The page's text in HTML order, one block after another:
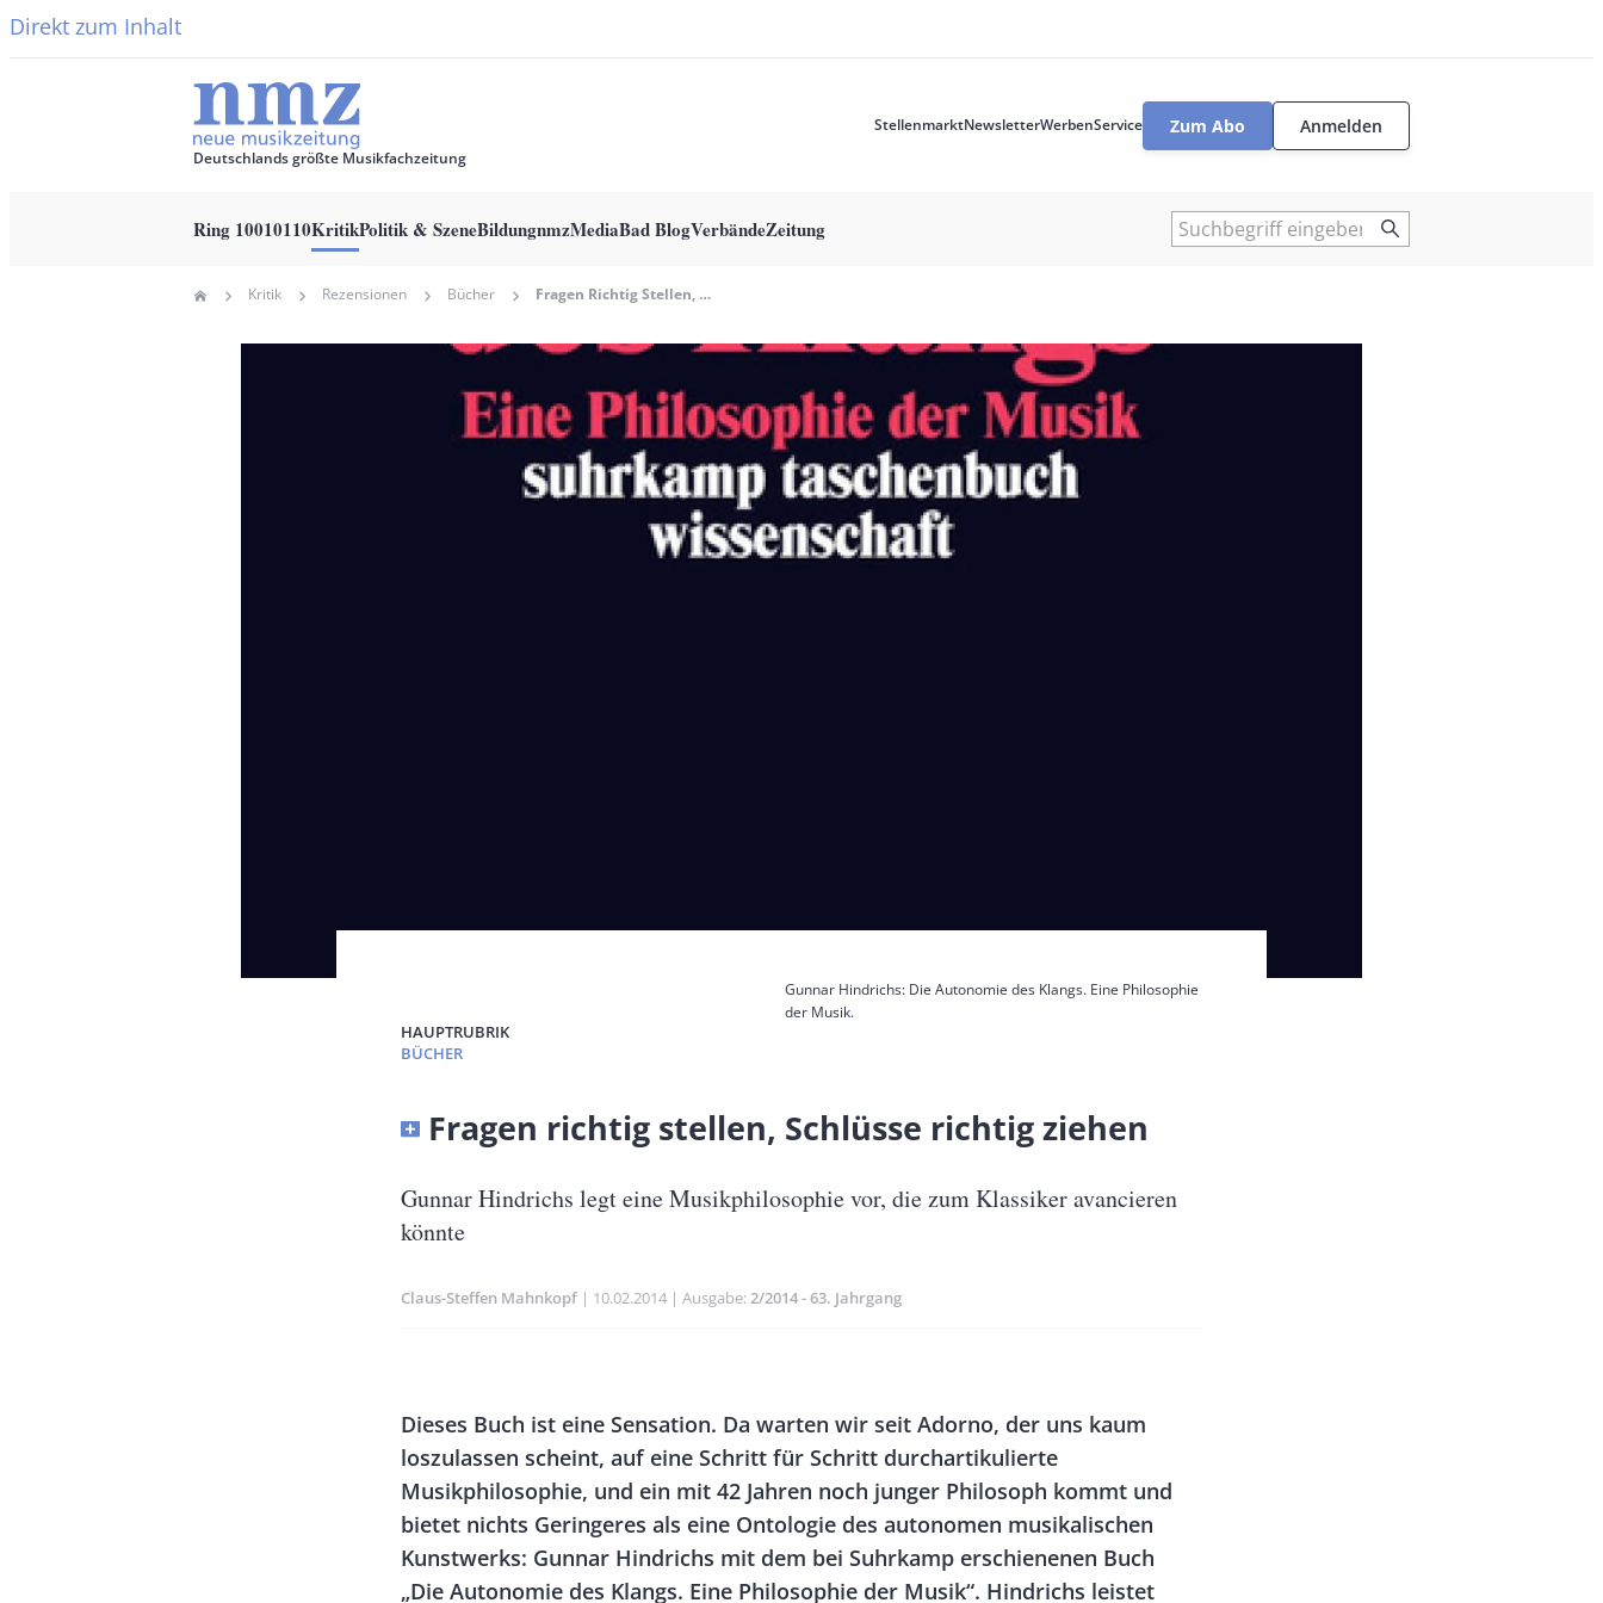
Direkt zum Inhalt
Deutschlands größte Musikfachzeitung
StellenmarktNewsletterWerbenService
User
Zum Abo Anmelden
navigation
Ring 10010110KritikPolitik & SzeneBildungnmzMediaBad BlogVerbändeZeitung Suche
Pfadnavigation
Home Kritik Rezensionen Bücher Fragen Richtig Stellen, Schlüsse Richtig Ziehen
Gunnar Hindrichs: Die Autonomie des Klangs. Eine Philosophie
der Musik.
HAUPTRUBRIK
BÜCHER
Banner
Size
Fragen richtig stellen, Schlüsse richtig ziehen
Untertitel
Gunnar Hindrichs legt eine Musikphilosophie vor, die zum Klassiker avancieren
könnte
Claus-Steffen Mahnkopf Publikationsdatum
10.02.2014 Ausgabe 2/2014 - 63. Jahrgang
Rectangle
Left
Rectangle
Right
Body
Dieses Buch ist eine Sensation. Da warten wir seit Adorno, der uns kaum
loszulassen scheint, auf eine Schritt für Schritt durchartikulierte
Musikphilosophie, und ein mit 42 Jahren noch junger Philosoph kommt und
bietet nichts Geringeres als eine Ontologie des autonomen musikalischen
Kunstwerks: Gunnar Hindrichs mit dem bei Suhrkamp erschienenen Buch
„Die Autonomie des Klangs. Eine Philosophie der Musik“. Hindrichs leistet